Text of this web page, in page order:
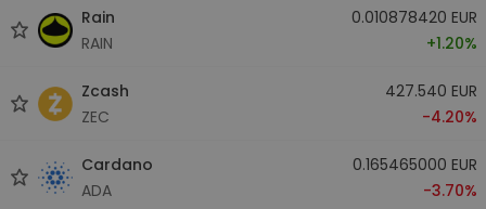
Rain
RAIN
0.010878420 EUR
+1.20%
Zcash
ZEC
427.540 EUR
-4.20%
Cardano
ADA
0.165465000 EUR
-3.70%